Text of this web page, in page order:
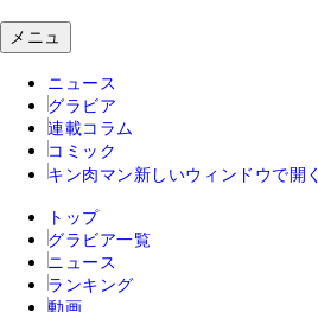
メニュ
ニュース
グラビア
連載コラム
コミック
キン肉マン 新しいウィンドウで開く
トップ
グラビア一覧
ニュース
ランキング
動画